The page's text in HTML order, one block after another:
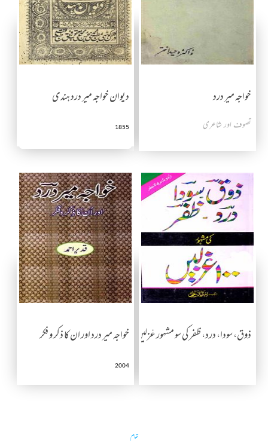
خواجہ میر درد
تصوف اور شاعری
دیوان خواجہ میر درد ہندی
1855
ذوق، سودا، درد، ظفر کی سو مشہور غزلیں خواجہ میر درد اور ان کا ذکر و فکر
2004
تمام